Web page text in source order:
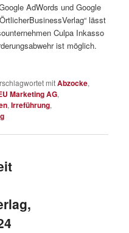
AdWords und Google
lässt
Culpa Inkasso
ist möglich.
mitAbzocke,
Marketing AG,
,Irreführung,